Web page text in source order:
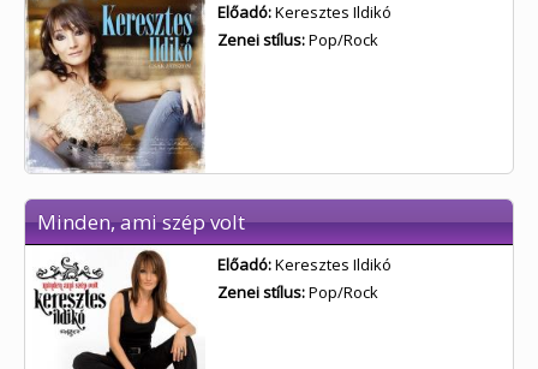
Előadó:Keresztes Ildikó
Zenei stílus:Pop/Rock
Minden, ami szép volt
Előadó:Keresztes Ildikó
Zenei stílus:Pop/Rock